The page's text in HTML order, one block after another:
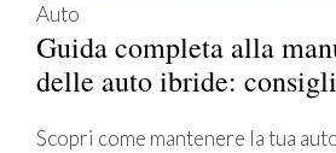
Auto
Guida completa alla
delle auto ibride:
Scopri come mantenere la tua